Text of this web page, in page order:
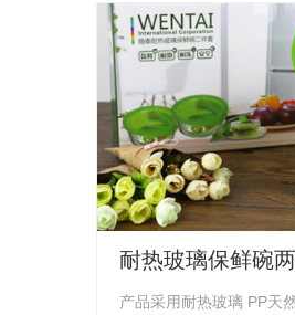
耐热玻璃保鲜碗
产品采用耐热玻璃 PP天